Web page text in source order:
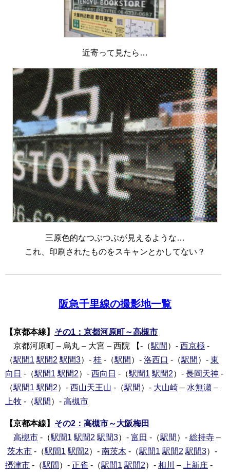
近寄って見たら…
三原色的なつぶつぶが見えるような…
これ、印刷されたものをスキャンとかしてない？
阪急千里線の撮影地一覧
【京都本線】 その1：京都河原町～高槻市
京都河原町 – 烏丸 – 大宮 – 西院 【-（駅間 ）- 西京極 -
（駅間1 駅間2 駅間3）- 桂 -（駅間 ）- 洛西口 -（駅間 ）- 東
向日 -（駅間1 駅間2）- 西向日 -（駅間1 駅間2）- 長岡天神 -
（駅間1 駅間2）- 西山天王山 -（駅間 ）- 大山崎 – 水無瀬 –
上牧 -（駅間 ）- 高槻市
【京都本線】 その2：高槻市～大阪梅田
高槻市 -（駅間1 駅間2 駅間3）- 富田 -（駅間 ）- 総持寺 –
茨木市 -（駅間1 駅間2）- 南茨木 -（駅間1 駅間2 駅間3）-
摂津市 -（駅間 ）- 正雀 -（駅間1 駅間2）- 相川 – 上新庄 -